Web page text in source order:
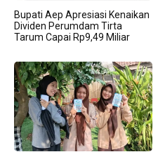
Bupati Aep Apresiasi Kenaikan
Dividen Perumdam Tirta
Tarum Capai Rp9,49 Miliar